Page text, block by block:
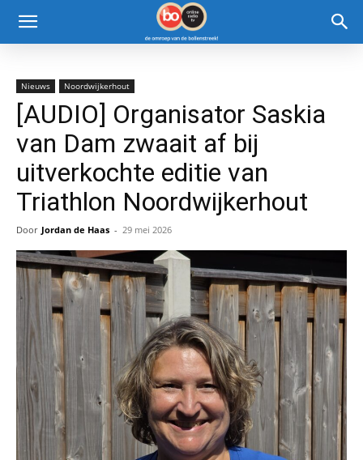
Nieuws Noordwijkerhout
[AUDIO] Organisator Saskia
van Dam zwaait af bij
uitverkochte editie van
Triathlon Noordwijkerhout
Door Jordan de Haas - 29 mei 2026